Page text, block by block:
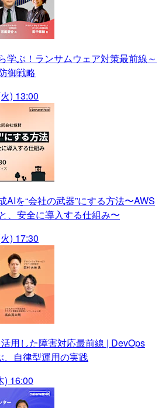
学ぶ！ランサムウェア対策最前線～
御戦略
) 13:00
AIを“会社の武器”にする方法〜AWS
、安全に導入する仕組み〜
) 17:30
活用した障害対応最前線 | DevOps
自律型運用の実践
) 16:00